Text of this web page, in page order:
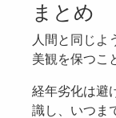
まとめ
人間と同じよ
美観を保つこ
経年劣化は避
識し、いつま